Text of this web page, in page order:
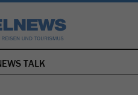
NAVIGATION
ÜBERSPRINGEN
TALK